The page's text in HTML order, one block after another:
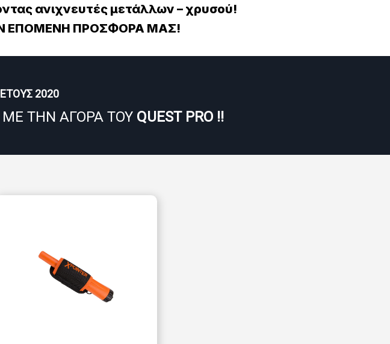
ανιχνευτές μετάλλων – χρυσού!
ΕΠΟΜΕΝΗ ΠΡΟΣΦΟΡΑ ΜΑΣ!
2020
ΤΗΝ ΑΓΟΡΑ ΤΟΥ QUEST PRO !!